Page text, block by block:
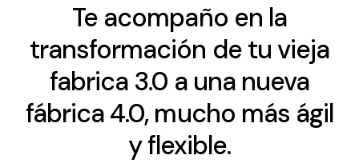
Te acompaño en la
transformación de tu vieja
fabrica 3.0 a una nueva
fábrica 4.0, mucho más ágil
y flexible.